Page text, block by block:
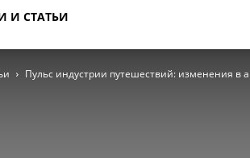
И СТАТЬИ
Пульс индустрии путешествий: изменения в